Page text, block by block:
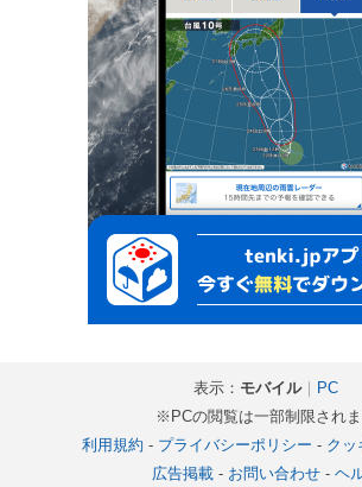
表示： モバイル｜ PC
※PCの閲覧は一部制限され
利用規約 - プライバシーポリシー - クッ
広告掲載- お問い合わせ- ヘ